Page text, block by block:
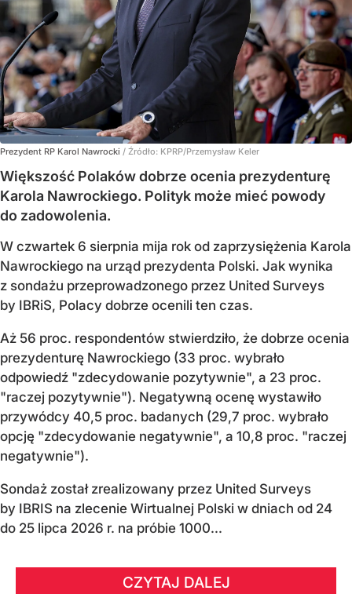
Prezydent RP Karol Nawrocki / Źródło: KPRP/Przemysław Keler
Większość Polaków dobrze ocenia prezydenturę
Karola Nawrockiego. Polityk może mieć powody
do zadowolenia.
W czwartek 6 sierpnia mija rok od zaprzysiężenia Karola
Nawrockiego na urząd prezydenta Polski. Jak wynika
z sondażu przeprowadzonego przez United Surveys
by IBRiS, Polacy dobrze ocenili ten czas.
Aż 56 proc. respondentów stwierdziło, że dobrze ocenia
prezydenturę Nawrockiego (33 proc. wybrało
odpowiedź "zdecydowanie pozytywnie", a 23 proc.
"raczej pozytywnie"). Negatywną ocenę wystawiło
przywódcy 40,5 proc. badanych (29,7 proc. wybrało
opcję "zdecydowanie negatywnie", a 10,8 proc. "raczej
negatywnie").
Sondaż został zrealizowany przez United Surveys
by IBRIS na zlecenie Wirtualnej Polski w dniach od 24
do 25 lipca 2026 r. na próbie 1000...
CZYTAJ DALEJ